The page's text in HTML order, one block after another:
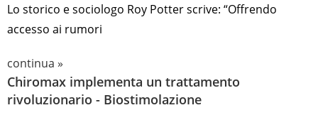
Lo storico e sociologo Roy Potter scrive: “Offrendo
accesso ai rumori
continua »
Chiromax implementa un trattamento
rivoluzionario - Biostimolazione